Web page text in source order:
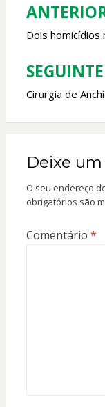
de
Post
Dois
SEGUINTE
Cirurgia de
Deixe
O seu endereço
obrigatórios são
Comentário *